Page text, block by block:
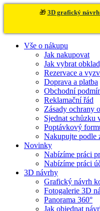
🎁 3D grafický
Vše o nákupu
Jak nakupovat
Jak vybrat
Rezervace a
Doprava a platba
Obchodní
Reklamační řád
Zásady ochrany
Sjednat schůzku
Poptávkový
Nakupujte podle
Novinky
Nabízíme práci
Nabízíme práci
3D návrhy
Grafický návrh
Fotogalerie 3D
Panorama 360°
Jak objednat